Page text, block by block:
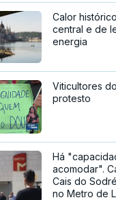
Calor
central e de
energia
Viticultores
protesto
Há
acomodar".
Cais do
no Metro de